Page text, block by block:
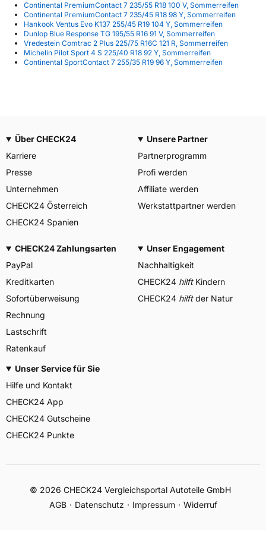
Continental PremiumContact 7 235/55 R18 100 V, Sommerreifen
Continental PremiumContact 7 235/45 R18 98 Y, Sommerreifen
Hankook Ventus Evo K137 255/45 R19 104 Y, Sommerreifen
Dunlop Blue Response TG 195/55 R16 91 V, Sommerreifen
Vredestein Comtrac 2 Plus 225/75 R16C 121 R, Sommerreifen
Michelin Pilot Sport 4 S 225/40 R18 92 Y, Sommerreifen
Continental SportContact 7 255/35 R19 96 Y, Sommerreifen
Über CHECK24
Karriere
Presse
Unternehmen
CHECK24 Österreich
CHECK24 Spanien
Unsere Partner
Partnerprogramm
Profi werden
Affiliate werden
Werkstattpartner werden
CHECK24 Zahlungsarten
PayPal
Kreditkarten
Sofortüberweisung
Rechnung
Lastschrift
Ratenkauf
Unser Engagement
Nachhaltigkeit
CHECK24 hilftKindern
CHECK24 hilftder Natur
Unser Service für Sie
Hilfe und Kontakt
CHECK24 App
CHECK24 Gutscheine
CHECK24 Punkte
© 2026 CHECK24 Vergleichsportal Autoteile GmbH
AGB
Datenschutz Impressum Widerruf